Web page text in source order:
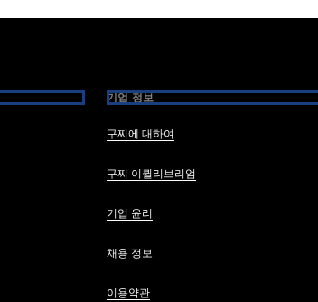
기업 정보
구찌에 대하여
구찌 이퀼리브리엄
기업 윤리
채용 정보
이용약관